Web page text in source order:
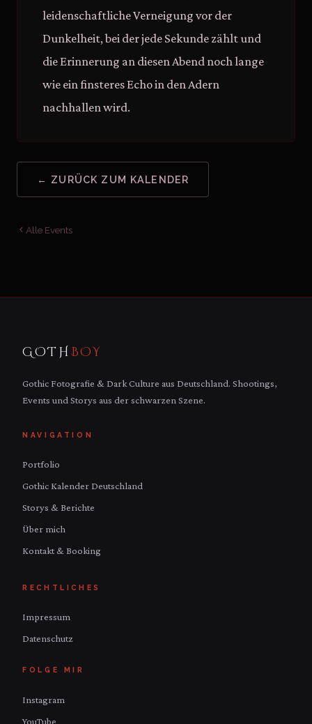
leidenschaftliche Verneigung vor der
Dunkelheit, bei der jede Sekunde zählt und
die Erinnerung an diesen Abend noch lange
wie ein finsteres Echo in den Adern
nachhallen wird.
← ZURÜCK ZUM KALENDER
Alle Events
GOTH BOY
Gothic Fotografie & Dark Culture aus Deutschland. Shootings,
Events und Storys aus der schwarzen Szene.
NAVIGATION
Portfolio
Gothic Kalender Deutschland
Storys & Berichte
Über mich
Kontakt & Booking
RECHTLICHES
Impressum
Datenschutz
FOLGE MIR
Instagram
YouTube